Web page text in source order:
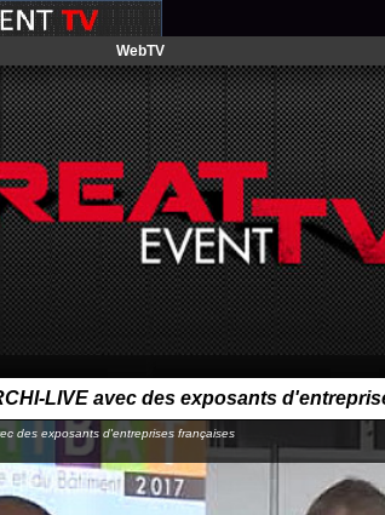
WebTV
LIVE avec des exposants
des exposants d'entreprises françaises